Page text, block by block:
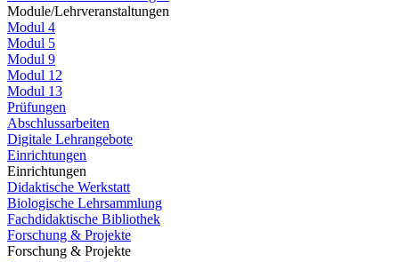
Module/Lehrveranstaltungen
Modul 4
Modul 5
Modul 9
Modul 12
Modul 13
Prüfungen
Abschlussarbeiten
Digitale Lehrangebote
Einrichtungen
Einrichtungen
Didaktische Werkstatt
Biologische Lehrsammlung
Fachdidaktische Bibliothek
Forschung & Projekte
Forschung & Projekte